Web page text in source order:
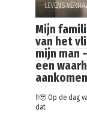
LEVENS
Mijn
van het
mijn man
een
aankomen
‼️🥹 Op de dag
dat